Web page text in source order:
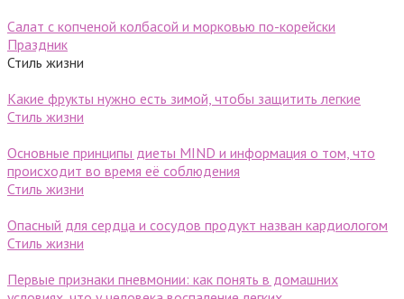
Салат с копченой колбасой и морковью по-корейски
Праздник
Стиль жизни
Какие фрукты нужно есть зимой, чтобы защитить легкие
Стиль жизни
Основные принципы диеты MIND и информация о том, что
происходит во время её соблюдения
Стиль жизни
Опасный для сердца и сосудов продукт назван кардиологом
Стиль жизни
Первые признаки пневмонии: как понять в домашних